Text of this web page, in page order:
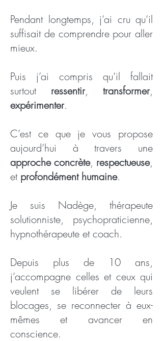
Pendant longtemps, j’ai cru qu’il
suffisait de comprendre pour aller
mieux.
Puis j’ai compris qu’il fallait
surtout ressentir, transformer,
expérimenter.
C’est ce que je vous propose
aujourd’hui à travers une
approche concrète, respectueuse,
et profondément humaine.
Je suis Nadège, thérapeute
solutionniste, psychopraticienne,
hypnothérapeute et coach.
Depuis plus de 10 ans,
j’accompagne celles et ceux qui
veulent se libérer de leurs
blocages, se reconnecter à eux-
mêmes et avancer en
conscience.